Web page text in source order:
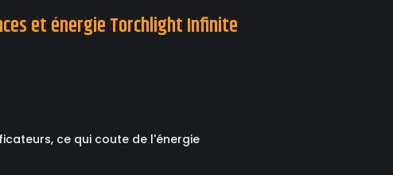
et énergie Torchlight Infinite
ce qui coute de l'énergie